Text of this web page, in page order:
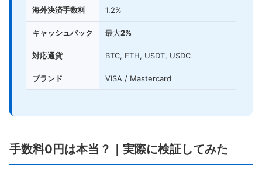
海外決済手数料 1.2%
キャッシュバック 最大2%
対応通貨 BTC, ETH, USDT, USDC
ブランド VISA / Mastercard
手数料0円は本当？｜実際に検証してみた